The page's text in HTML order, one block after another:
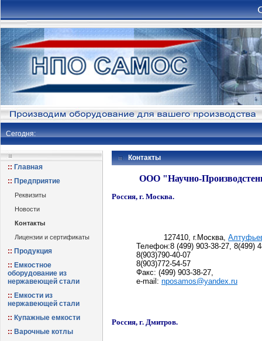
Сегодня:
Главная
Предприятие
Реквизиты
Новости
Контакты
Лицензии и сертификаты
Продукция
Емкостное
оборудование из
нержавеющей стали
Емкости из
нержавеющей стали
Купажные емкости
Варочные котлы
Контакты
ООО "Научно-
Россия, г. Москва.
127410, г.Москва,
Телефон:8 (499) 903-38-27, 8(499)
8(903)790-40-07
8(903)772-54-57
Факс: (499) 903-38-27,
e-mail: nposamos@yandex.ru
Россия, г. Дмитров.